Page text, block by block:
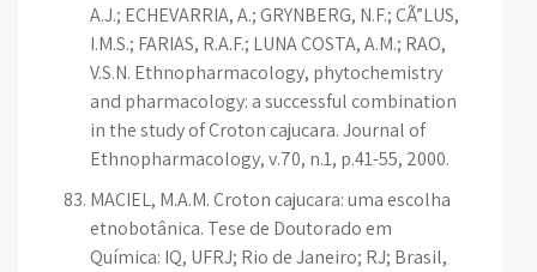
A.J.; ECHEVARRIA, A.; GRYNBERG, N.F.; CÃ”LUS,
I.M.S.; FARIAS, R.A.F.; LUNA COSTA, A.M.; RAO,
V.S.N. Ethnopharmacology, phytochemistry
and pharmacology: a successful combination
in the study of Croton cajucara. Journal of
Ethnopharmacology, v.70, n.1, p.41-55, 2000.
MACIEL, M.A.M. Croton cajucara: uma escolha
etnobotânica. Tese de Doutorado em
Química: IQ, UFRJ; Rio de Janeiro; RJ; Brasil,